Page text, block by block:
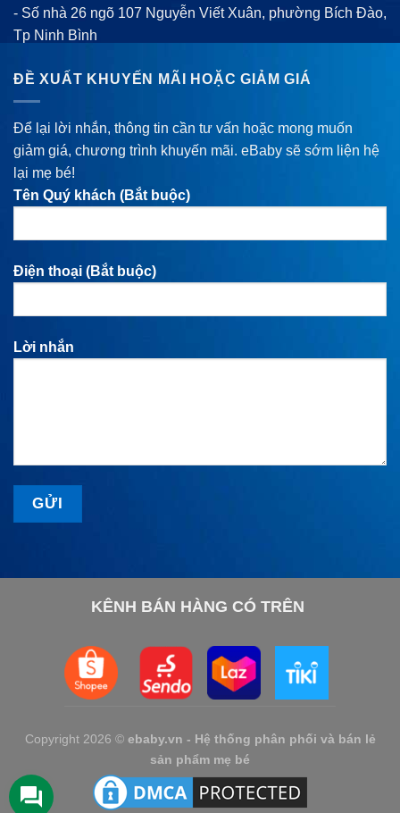
- Số nhà 26 ngõ 107 Nguyễn Viết Xuân, phường Bích Đào,
Tp Ninh Bình
ĐỀ XUẤT KHUYẾN MÃI HOẶC GIẢM GIÁ
Để lại lời nhắn, thông tin cần tư vấn hoặc mong muốn
giảm giá, chương trình khuyến mãi. eBaby sẽ sớm liện hệ
lại mẹ bé!
Tên Quý khách (Bắt buộc)
Điện thoại (Bắt buộc)
Lời nhắn
KÊNH BÁN HÀNG CÓ TRÊN
Copyright 2026 © ebaby.vn - Hệ thống phân phối và bán lẻ
sản phẩm mẹ bé